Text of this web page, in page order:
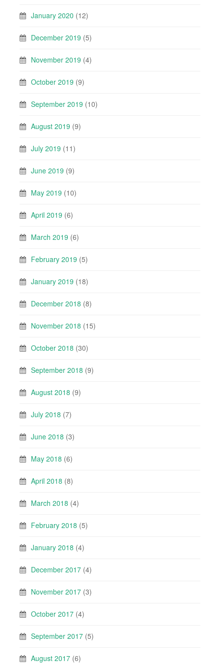
January 2020 (12)
December 2019 (5)
November 2019 (4)
October 2019 (9)
September 2019 (10)
August 2019 (9)
July 2019 (11)
June 2019 (9)
May 2019 (10)
April 2019 (6)
March 2019 (6)
February 2019 (5)
January 2019 (18)
December 2018 (8)
November 2018 (15)
October 2018 (30)
September 2018 (9)
August 2018 (9)
July 2018 (7)
June 2018 (3)
May 2018 (6)
April 2018 (8)
March 2018 (4)
February 2018 (5)
January 2018 (4)
December 2017 (4)
November 2017 (3)
October 2017 (4)
September 2017 (5)
August 2017 (6)